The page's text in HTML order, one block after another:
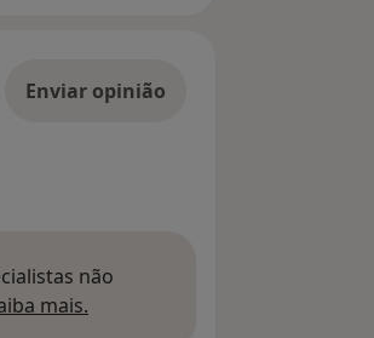
Enviar opinião
não
mais.